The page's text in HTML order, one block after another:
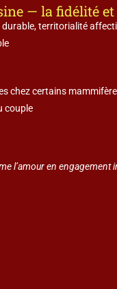
— la fidélité et
territorialité
chez certains
couple
l’amour en engagement